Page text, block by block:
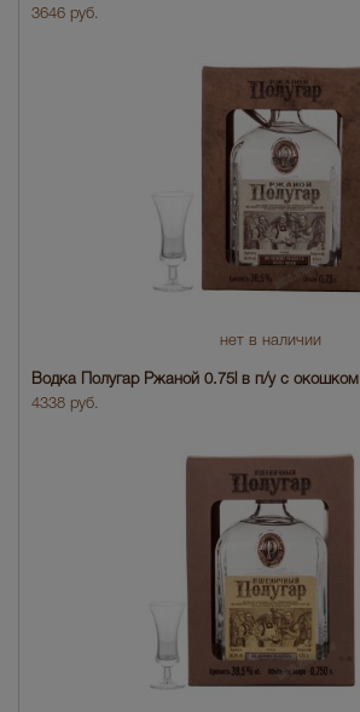
3646 руб.
нет в наличии
Водка Полугар Ржаной 0.75l в п/у с окошком
4338 руб.